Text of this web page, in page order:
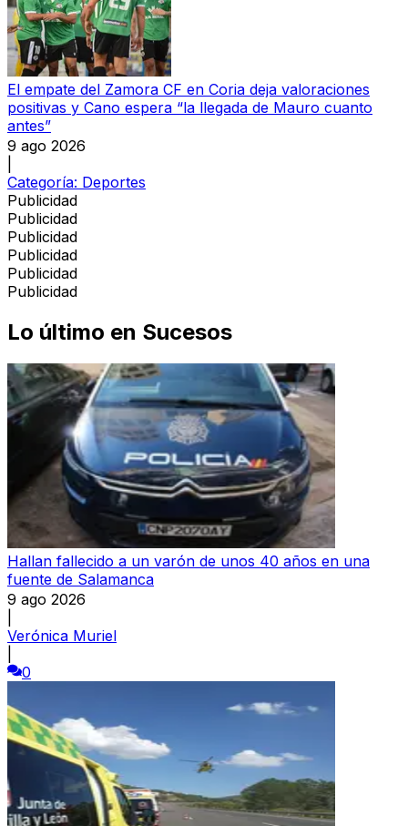
El empate del Zamora CF en Coria deja valoraciones
positivas y Cano espera “la llegada de Mauro cuanto
antes”
9 ago 2026
Categoría: Deportes
Publicidad
Publicidad
Publicidad
Publicidad
Publicidad
Publicidad
Lo último en Sucesos
Hallan fallecido a un varón de unos 40 años en una
fuente de Salamanca
9 ago 2026
Verónica Muriel
0